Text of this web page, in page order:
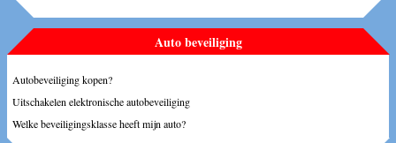
Auto beveiliging
Autobeveiliging kopen?
Uitschakelen elektronische autobeveiliging
Welke beveiligingsklasse heeft mijn auto?